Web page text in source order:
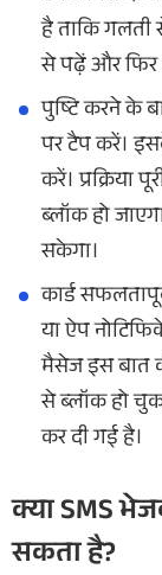
है ताकि गलती
से पढ़ें और फिर
पुष्टि करने के
पर टैप करें।
करें। प्रक्रिया
ब्लॉक हो
सकेगा।
कार्ड
या ऐप
मैसेज इस बात
से ब्लॉक हो
कर दी गई है।
क्या SMS
सकता है?